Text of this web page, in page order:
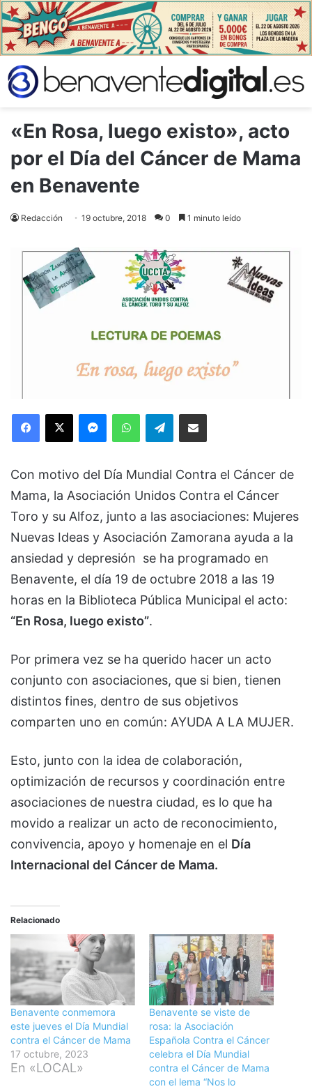
«En Rosa, luego existo», acto
por el Día del Cáncer de Mama
en Benavente
Redacción 19 octubre, 2018 0 1 minuto leído
Telegram
Con motivo del Día Mundial Contra el Cáncer de
Mama, la Asociación Unidos Contra el Cáncer
Toro y su Alfoz, junto a las asociaciones: Mujeres
Nuevas Ideas y Asociación Zamorana ayuda a la
ansiedad y depresión se ha programado en
Benavente, el día 19 de octubre 2018 a las 19
horas en la Biblioteca Pública Municipal el acto:
“En Rosa, luego existo”.
Por primera vez se ha querido hacer un acto
conjunto con asociaciones, que si bien, tienen
distintos fines, dentro de sus objetivos
comparten uno en común: AYUDA A LA MUJER.
Esto, junto con la idea de colaboración,
optimización de recursos y coordinación entre
asociaciones de nuestra ciudad, es lo que ha
movido a realizar un acto de reconocimiento,
convivencia, apoyo y homenaje en el Día
Internacional del Cáncer de Mama.
Relacionado
Benavente conmemora
este jueves el Día Mundial
contra el Cáncer de Mama
17 octubre, 2023
En «LOCAL»
Benavente se viste de
rosa: la Asociación
Española Contra el Cáncer
celebra el Día Mundial
contra el Cáncer de Mama
con el lema “Nos lo